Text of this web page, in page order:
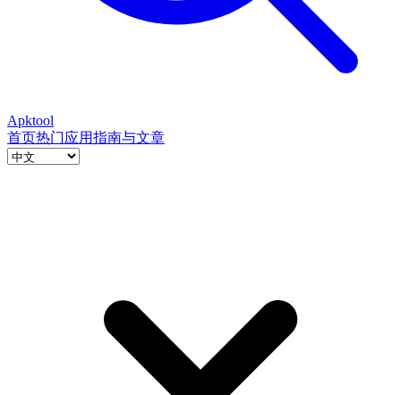
Apktool
首页热门应用指南与文章